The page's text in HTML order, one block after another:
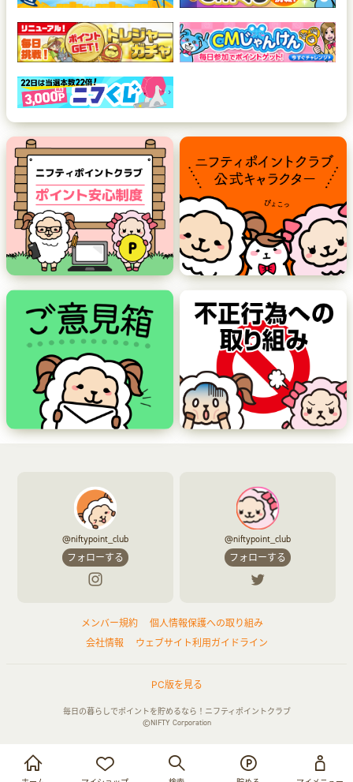
お買い物・サービス利用で貯める
ログイン
@niftypoint_club
フォローする
@niftypoint_club
フォローする
メンバー規約
個人情報保護への取り組み
会社情報
ウェブサイト利用ガイドライン
PC版を見る
毎日の暮らしでポイントを貯めるなら！ニフティポイントクラブ
©NIFTY Corporation